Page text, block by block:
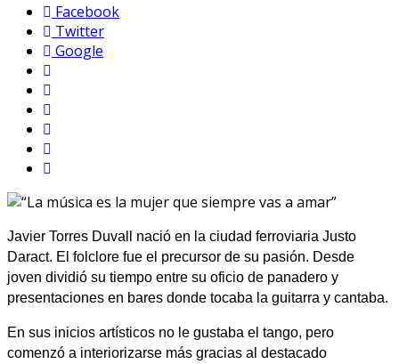
Facebook
Twitter
Google
Javier Torres Duvall nació en la ciudad ferroviaria Justo
Daract. El folclore fue el precursor de su pasión. Desde
joven dividió su tiempo entre su oficio de panadero y
presentaciones en bares donde tocaba la guitarra y cantaba.
En sus inicios artísticos no le gustaba el tango, pero
comenzó a interiorizarse más gracias al destacado